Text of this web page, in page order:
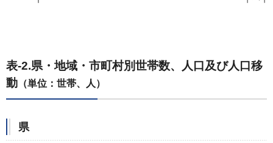
表-2.県・地域・市町村別世帯数、人口及び人口移
動 （単位：世帯、人）
県